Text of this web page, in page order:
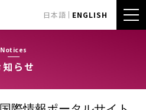
日本語 ENGLISH
Notices
知らせ